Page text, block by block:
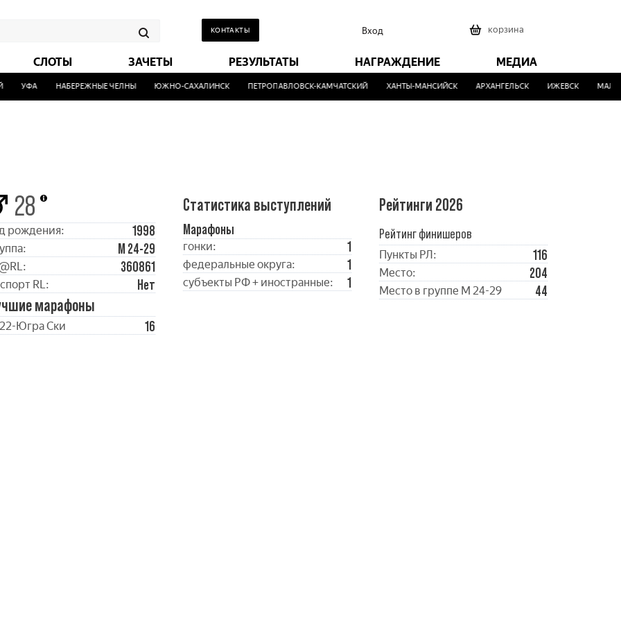
КОНТАКТЫ Вход корзина
СЛОТЫ ЗАЧЕТЫ РЕЗУЛЬТАТЫ НАГРАЖДЕНИЕ МЕДИА
УФА НАБЕРЕЖНЫЕ ЧЕЛНЫ ЮЖНО-САХАЛИНСК ПЕТРОПАВЛОВСК-КАМЧАТСКИЙ ХАНТЫ-МАНСИЙСК АРХАНГЕЛЬСК ИЖЕВСК
28
рождения: 1998
М 24-29
360861
RL: Нет
марафоны
Югра Ски 16
Статистика выступлений
Марафоны
гонки: 1
федеральные округа: 1
субъекты РФ + иностранные: 1
Рейтинги 2026
Рейтинг финишеров
Пункты РЛ: 116
Место: 204
Место в группе М 24-29 44